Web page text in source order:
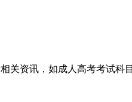
下的开放大学提供的是大专
关资讯，如成人高考考试